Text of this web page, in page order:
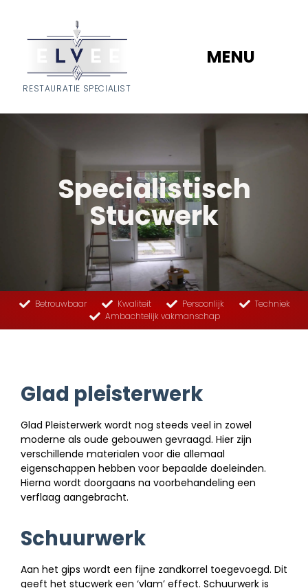
RESTAURATIE SPECIALIST
MENU
Specialistisch
Stucwerk
Betrouwbaar Kwaliteit Persoonlijk
Techniek
Ambachtelijk vakmanschap
Glad pleisterwerk
Glad Pleisterwerk wordt nog steeds veel in zowel
moderne als oude gebouwen gevraagd. Hier zijn
verschillende materialen voor die allemaal
eigenschappen hebben voor bepaalde doeleinden.
Hierna wordt doorgaans na voorbehandeling een
verflaag aangebracht.
Schuurwerk
Aan het gips wordt een fijne zandkorrel toegevoegd. Dit
geeft het stucwerk een ‘vlam’ effect. Schuurwerk is